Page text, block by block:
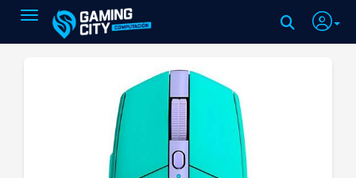
Toggle navigation